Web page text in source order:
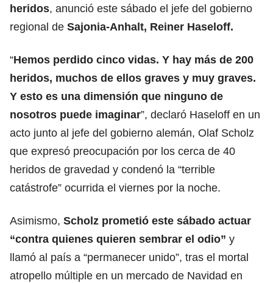
heridos, anunció este sábado el jefe del gobierno
regional de Sajonia-Anhalt, Reiner Haseloff.
“Hemos perdido cinco vidas. Y hay más de 200
heridos, muchos de ellos graves y muy graves.
Y esto es una dimensión que ninguno de
nosotros puede imaginar”, declaró Haseloff en un
acto junto al jefe del gobierno alemán, Olaf Scholz
que expresó preocupación por los cerca de 40
heridos de gravedad y condenó la “terrible
catástrofe” ocurrida el viernes por la noche.
Asimismo, Scholz prometió este sábado actuar
“contra quienes quieren sembrar el odio” y
llamó al país a “permanecer unido”, tras el mortal
atropello múltiple en un mercado de Navidad en